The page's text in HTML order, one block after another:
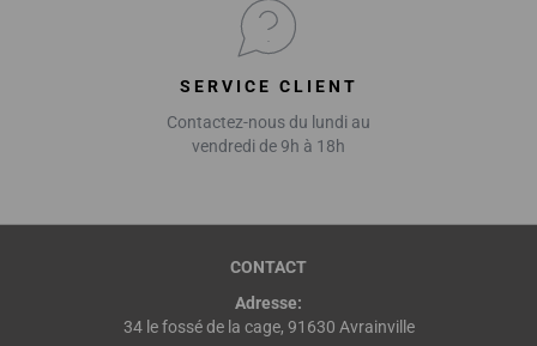
SERVICE CLIENT
Contactez-nous du lundi au
vendredi de 9h à 18h
CONTACT
Adresse:
34 le fossé de la cage, 91630 Avrainville